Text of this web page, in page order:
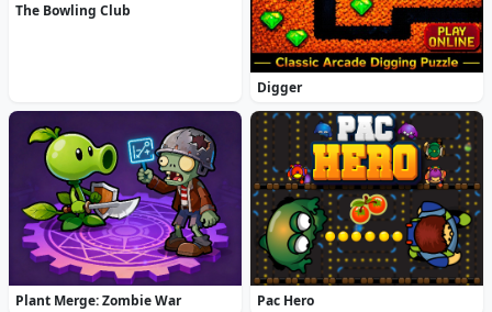
The Bowling Club
Digger
Plant Merge: Zombie War Pac Hero